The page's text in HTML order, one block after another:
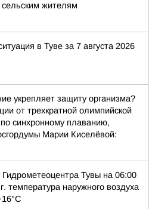
жителям
в Туве за 7 августа 2026
укрепляет защиту организма?
от трехкратной олимпийской
синхронному плаванию,
Марии Киселёвой:
Тувы на 06:00
температура наружного воздуха